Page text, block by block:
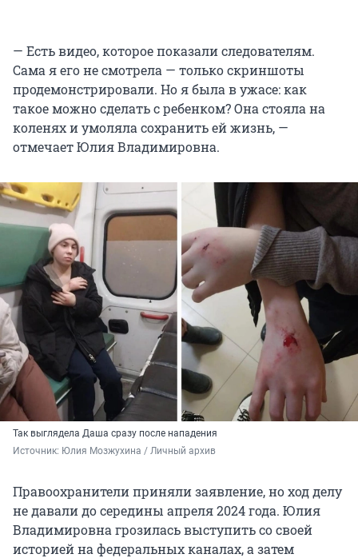
— Есть видео, которое показали следователям.
Сама я его не смотрела — только скриншоты
продемонстрировали. Но я была в ужасе: как
такое можно сделать с ребенком? Она стояла на
коленях и умоляла сохранить ей жизнь, —
отмечает Юлия Владимировна.
Так выглядела Даша сразу после нападения
Источник: Юлия Мозжухина / Личный архив
Правоохранители приняли заявление, но ход делу
не давали до середины апреля 2024 года. Юлия
Владимировна грозилась выступить со своей
историей на федеральных каналах, а затем